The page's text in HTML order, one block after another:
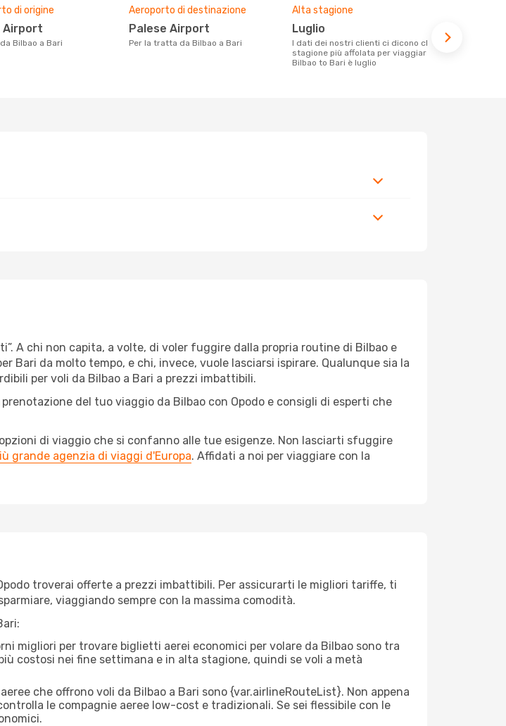
di origine
Airport
da Bilbao a Bari
Aeroporto di destinazione
Palese Airport
Per la tratta da Bilbao a Bari
Alta stagione
luglio
I dati dei nostri clienti ci dicono che la
stagione più affolata per viaggiare da
Bilbao to Bari è luglio
A chi non capita, a volte, di voler fuggire dalla propria routine di Bilbao e
Bari da molto tempo, e chi, invece, vuole lasciarsi ispirare. Qualunque sia la
per voli da Bilbao a Bari a prezzi imbattibili.
del tuo viaggio da Bilbao con Opodo e consigli di esperti che
di viaggio che si confanno alle tue esigenze. Non lasciarti sfuggire
grande agenzia di viaggi d'Europa. Affidati a noi per viaggiare con la
troverai offerte a prezzi imbattibili. Per assicurarti le migliori tariffe, ti
viaggiando sempre con la massima comodità.
migliori per trovare biglietti aerei economici per volare da Bilbao sono tra
costosi nei fine settimana e in alta stagione, quindi se voli a metà
che offrono voli da Bilbao a Bari sono {​var.airlineRouteList}. Non appena
le compagnie aeree low-cost e tradizionali. Se sei flessibile con le